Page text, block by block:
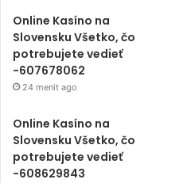
Online Kasíno na
Slovensku Všetko, čo
potrebujete vedieť
-607678062
24 menit ago
Online Kasíno na
Slovensku Všetko, čo
potrebujete vedieť
-608629843